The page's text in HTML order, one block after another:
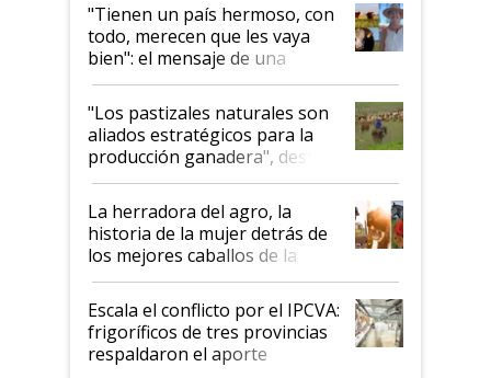
"Tienen un país hermoso, con
todo, merecen que les vaya
bien": el mensaje de una
ganadera uruguaya sobre las
oportunidades que se abren
para el agro en Argentina, con
foco en la carne
"Los pastizales naturales son
aliados estratégicos para la
producción ganadera", destaca
la iniciativa que ya reúne a 46
establecimientos en Argentina
La herradora del agro, la
historia de la mujer detrás de
los mejores caballos de la
Argentina y los mitos que
todavía hacen sufrir a estos
animales: "Mientras me
descalificaban, yo seguí
haciendo currículum"
Escala el conflicto por el IPCVA:
frigoríficos de tres provincias
respaldaron el aporte